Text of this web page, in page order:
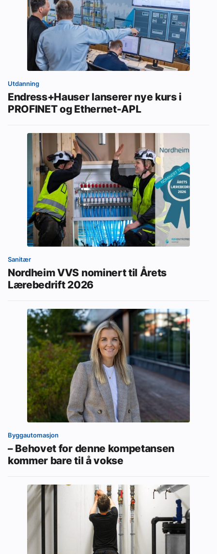
Utdanning
Endress+Hauser lanserer nye kurs i
PROFINET og Ethernet-APL
Sanitær
Nordheim VVS nominert til Årets
Lærebedrift 2026
Byggautomasjon
– Behovet for denne kompetansen
kommer bare til å vokse